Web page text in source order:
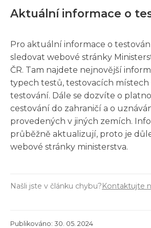
Aktuální informace o
Pro aktuální informace o
sledovat webové stránky
ČR. Tam najdete nejnovější
typech testů, testovacích
testování. Dále se dozvíte o
cestování do zahraničí a o
provedených v jiných zemích.
průběžně aktualizují, proto je
webové stránky ministerstva.
Našli jste v článku chybu?Kontaktujte
Publikováno: 30. 05. 2024